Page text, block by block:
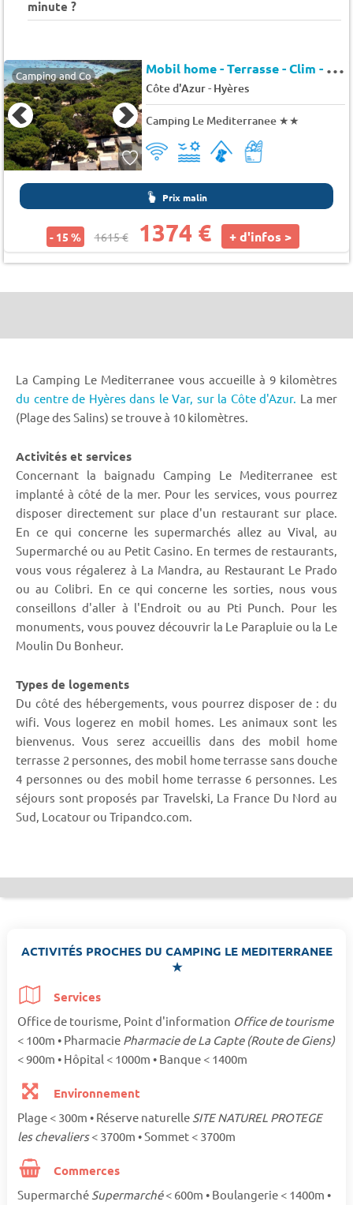
minute ?
Camping and Co M
obil home - Terrasse - Clim - TV 6 pers.
Côte d'Azur- Hyères
Camping Le Mediterranee ★★
Prix malin
- 15 % 1615 € 1374 € + d'infos >
La Camping Le Mediterranee vous accueille à 9 kilomètres
du centre de Hyères dans le Var, sur la Côte d'Azur. La mer
(Plage des Salins) se trouve à 10 kilomètres.
Activités et services
Concernant la baignadu Camping Le Mediterranee est
implanté à côté de la mer. Pour les services, vous pourrez
disposer directement sur place d'un restaurant sur place.
En ce qui concerne les supermarchés allez au Vival, au
Supermarché ou au Petit Casino. En termes de restaurants,
vous vous régalerez à La Mandra, au Restaurant Le Prado
ou au Colibri. En ce qui concerne les sorties, nous vous
conseillons d'aller à l'Endroit ou au Pti Punch. Pour les
monuments, vous pouvez découvrir la Le Parapluie ou la Le
Moulin Du Bonheur.
Types de logements
Du côté des hébergements, vous pourrez disposer de : du
wifi. Vous logerez en mobil homes. Les animaux sont les
bienvenus. Vous serez accueillis dans des mobil home
terrasse 2 personnes, des mobil home terrasse sans douche
4 personnes ou des mobil home terrasse 6 personnes. Les
séjours sont proposés par Travelski, La France Du Nord au
Sud, Locatour ou Tripandco.com.
ACTIVITÉS PROCHES DU CAMPING LE MEDITERRANEE
★
Services
Office de tourisme, Point d'information Office de tourisme
< 100m • Pharmacie Pharmacie de La Capte (Route de Giens)
< 900m • Hôpital < 1000m • Banque < 1400m
Environnement
Plage < 300m • Réserve naturelle SITE NATUREL PROTEGE
les chevaliers< 3700m • Sommet < 3700m
Commerces
Supermarché Supermarché< 600m • Boulangerie < 1400m •